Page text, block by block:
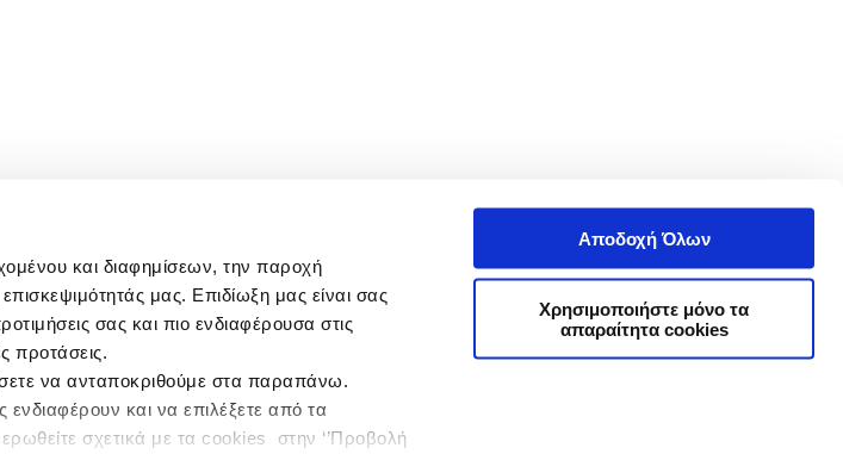
και διαφημίσεων, την παροχή
μας. Επιδίωξη μας είναι σας
σας και πιο ενδιαφέρουσα στις
προτάσεις.
να ανταποκριθούμε στα παραπάνω.
και να επιλέξετε από τα
σχετικά με τα cookies στην ‘’Προβολή
Αποδοχή Όλων
Χρησιμοποιήστε μόνο τα
απαραίτητα cookies